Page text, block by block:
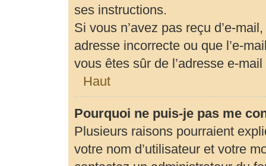
ses instructions.
Si vous n’avez pas reçu d’e-
adresse incorrecte ou que l’e-
vous êtes sûr de l’adresse e-
Haut
Pourquoi ne puis-je pas me
Plusieurs raisons pourraient
votre nom d’utilisateur et votre